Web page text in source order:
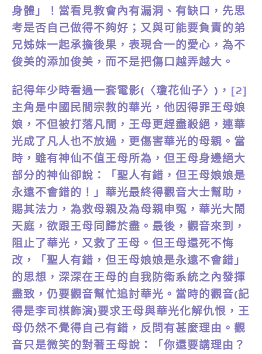
身體」！當看見教會內有漏洞、有缺口，先思
考是否自己做得不夠好；又與可能要負責的弟
兄姊妹一起承擔後果，表現合一的愛心，為不
俊美的添加俊美，而不是把傷口越弄越大。
記得年少時看過一套電影(〈瓊花仙子〉)， [2]
主角是中國民間宗教的華光，他因得罪王母娘
娘，不但被打落凡間，王母更趕盡殺絕，連華
光成了凡人也不放過，更傷害華光的母親。當
時，雖有神仙不值王母所為，但王母身邊絕大
部分的神仙卻說：「聖人有錯，但王母娘娘是
永遠不會錯的！」華光最終得觀音大士幫助，
賜其法力，為救母親及為母親申冤，華光大鬧
天庭，欲跟王母同歸於盡。最後，觀音來到，
阻止了華光，又救了王母。但王母還死不悔
改，「聖人有錯，但王母娘娘是永遠不會錯」
的思想，深深在王母的自我防衛系統之內發揮
盡致，仍要觀音幫忙追討華光。當時的觀音(記
得是李司棋飾演)要求王母與華光化解仇恨，王
母仍然不覺得自己有錯，反問有甚麼理由。觀
音只是微笑的對著王母說：「你還要講理由？